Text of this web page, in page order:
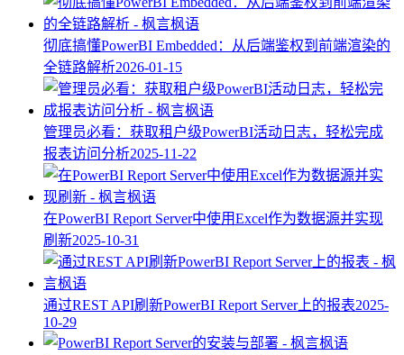
彻底搞懂PowerBI Embedded：从后端鉴权到前端渲染的
全链路解析2026-01-15
管理员必看：获取租户级PowerBI活动日志，轻松完成
报表访问分析2025-11-22
在PowerBI Report Server中使用Excel作为数据源并实现
刷新2025-10-31
通过REST API刷新PowerBI Report Server上的报表2025-
10-29